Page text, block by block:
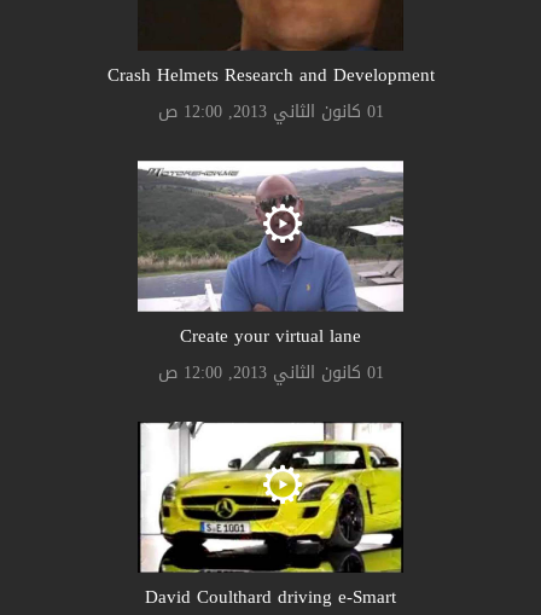
Crash Helmets Research and Development
01 كانون الثاني 2013, 12:00 ص
Create your virtual lane
01 كانون الثاني 2013, 12:00 ص
David Coulthard driving e-Smart